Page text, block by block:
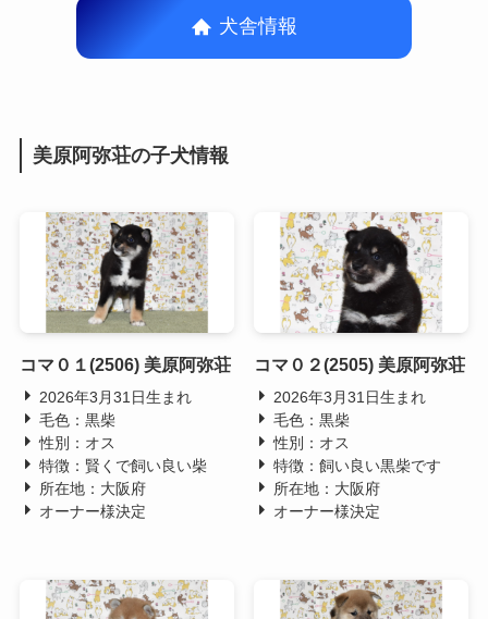
犬舎情報
美原阿弥荘の子犬情報
コマ０１(2506) 美原阿弥荘
2026年3月31日生まれ
毛色：黒柴
性別：オス
特徴：賢くで飼い良い柴
所在地：大阪府
オーナー様決定
コマ０２(2505) 美原阿弥荘
2026年3月31日生まれ
毛色：黒柴
性別：オス
特徴：飼い良い黒柴です
所在地：大阪府
オーナー様決定